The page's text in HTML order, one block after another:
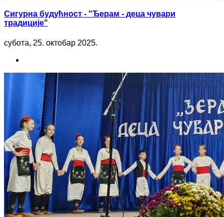
Сигурна будућност - "Ђерам - деца чувари
традиције"
субота, 25. октобар 2025.